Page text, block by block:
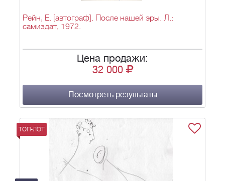
Рейн, Е. [автограф]. После нашей эры. Л.:
самиздат, 1972.
Цена продажи:
32 000
Посмотреть результаты
ТОП-ЛОТ